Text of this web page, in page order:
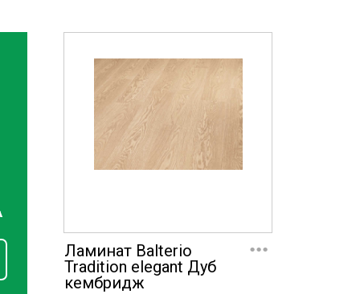
Ламинат Balterio
Tradition elegant Дуб
кембридж
...